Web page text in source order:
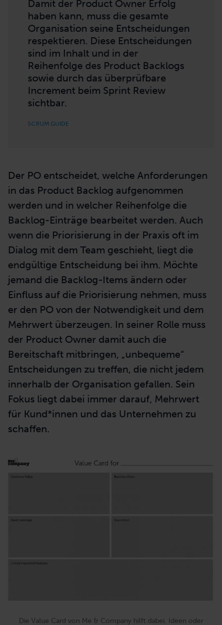
können. Natürlich ist er offen für Argumente
und Meinungen, letztendlich trägt der PO
aber die Entscheidungsverantwortung
hinsichtlich der Produktentwicklung.
Damit der Product Owner Erfolg
Organisation seine Entscheidungen
sowie durch das überprüfbare
Increment beim Sprint Review
sichtbar.
SCRUM GUIDE
Der PO entscheidet, welche Anforderungen
in das Product Backlog aufgenommen
werden und in welcher Reihenfolge die
Backlog-Einträge bearbeitet werden. Auch
wenn die Priorisierung in der Praxis oft im
Dialog mit dem Team geschieht, liegt die
endgültige Entscheidung bei ihm. Möchte
jemand die Backlog-Items ändern oder
Einfluss auf die Priorisierung nehmen, muss
er den PO von der Notwendigkeit und dem
Mehrwert überzeugen. In seiner Rolle muss